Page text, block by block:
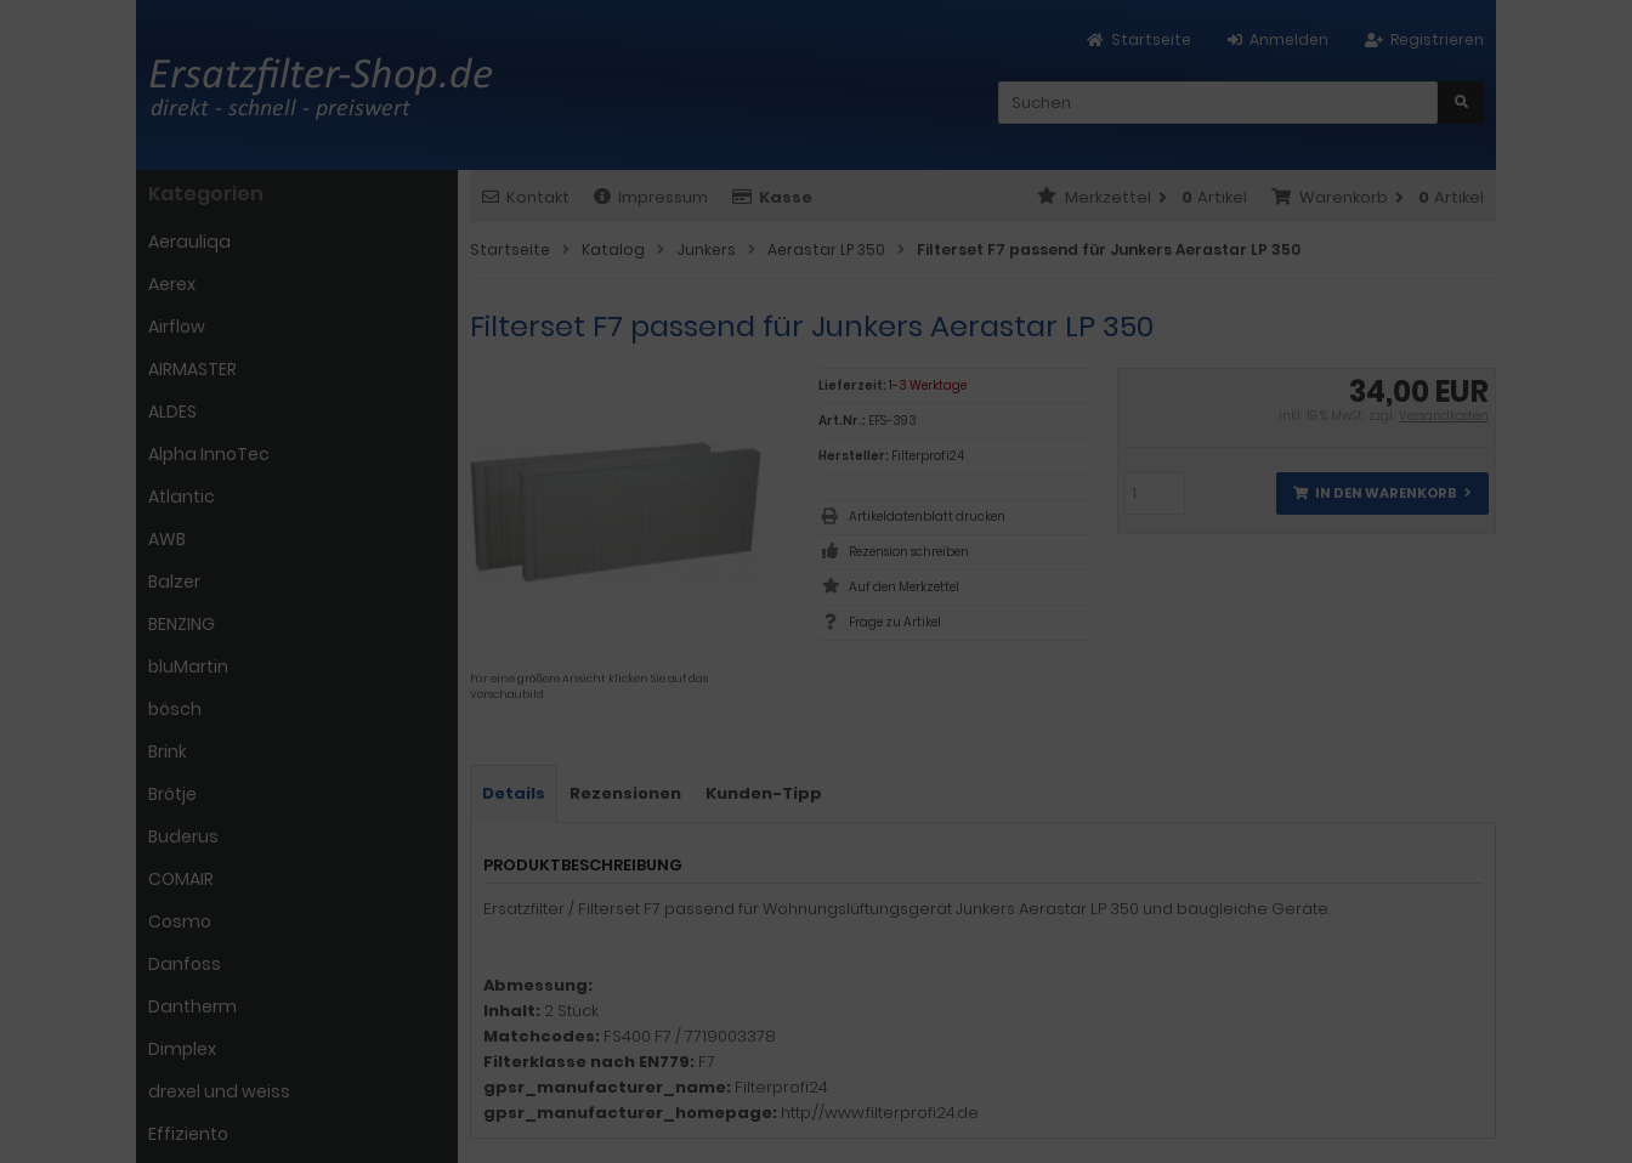
Registrieren
Anmelden
Startseite
Kontakt Impressum Kasse Warenkorb 0 Artikel
Merkzettel 0 Artikel
Startseite Katalog Junkers Aerastar LP 350 Filterset F7 passend für Junkers Aerastar LP 350
Filterset F7 passend für Junkers Aerastar LP 350
Für eine größere Ansicht klicken Sie auf das
Vorschaubild
34,00 EUR
inkl. 19 % MwSt. zzgl. Versandkosten
IN DEN WARENKORB
Lieferzeit: 1-3 Werktage
Art.Nr.: EFS-393
Hersteller: Filterprofi24
Artikeldatenblatt drucken
Rezension schreiben
Frage zu Artikel
Details Rezensionen Kunden-Tipp
PRODUKTBESCHREIBUNG
Ersatzfilter / Filterset F7 passend für Wohnungslüftungsgerät Junkers Aerastar LP 350 und baugleiche Geräte.
Abmessung:
Inhalt: 2 Stück
Matchcodes: FS400 F7 / 7719003378
Filterklasse nach EN779: F7
gpsr_manufacturer_name: Filterprofi24
gpsr_manufacturer_homepage: http://www.filterprofi24.de
Kategorien
Aerauliqa
Aerex
Airflow
AIRMASTER
ALDES
Alpha InnoTec
Atlantic
AWB
Balzer
BENZING
bluMartin
bösch
Brink
Brötje
Buderus
COMAIR
Cosmo
Danfoss
Dantherm
Dimplex
drexel und weiss
Effiziento